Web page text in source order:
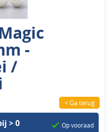
-
/
< Ga terug
> 0
Op vooraad